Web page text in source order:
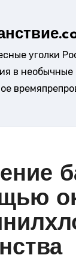
уголки
в необычные